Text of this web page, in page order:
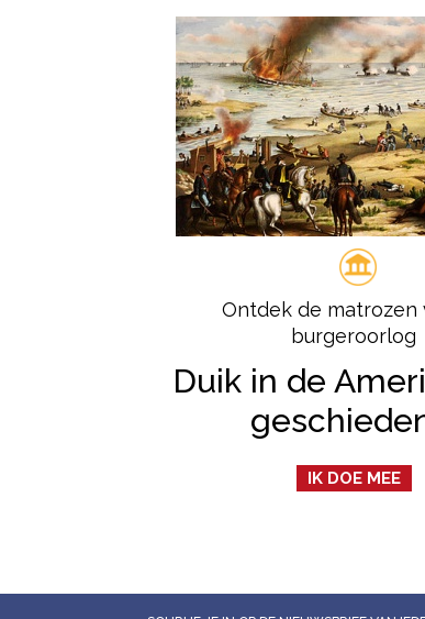
Ontdek de matrozen
burgeroorlog
Duik in de
IK DOE MEE